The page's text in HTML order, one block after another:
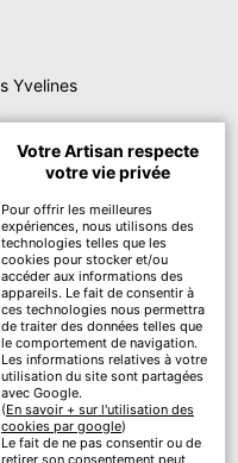
Yvelines
de toit Yvelines
Yvelines
Votre Artisan respecte
votre vie privée
Pour offrir les meilleures
expériences, nous utilisons des
technologies telles que les
cookies pour stocker et/ou
accéder aux informations des
appareils. Le fait de consentir à
ces technologies nous permettra
de traiter des données telles que
le comportement de navigation.
Les informations relatives à votre
utilisation du site sont partagées
avec Google.
(En savoir + sur l'utilisation des
cookies par google)
Le fait de ne pas consentir ou de
retirer son consentement peut